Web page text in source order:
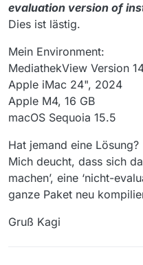
evaluation version of
Dies ist lästig.
Mein Environment:
MediathekView Version
Apple iMac 24", 2024
Apple M4, 16 GB
macOS Sequoia 15.5
Hat jemand eine Lösung?
Mich deucht, dass sich
machen’, eine ‘nicht-
ganze Paket neu
Gruß Kagi